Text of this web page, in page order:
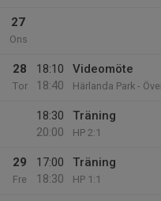
27
Ons
28
Tor
18:10
18:40
Videomöte
Härlanda Park -
18:30
20:00
Träning
HP 2:1
29
Fre
17:00
18:30
Träning
HP 1:1